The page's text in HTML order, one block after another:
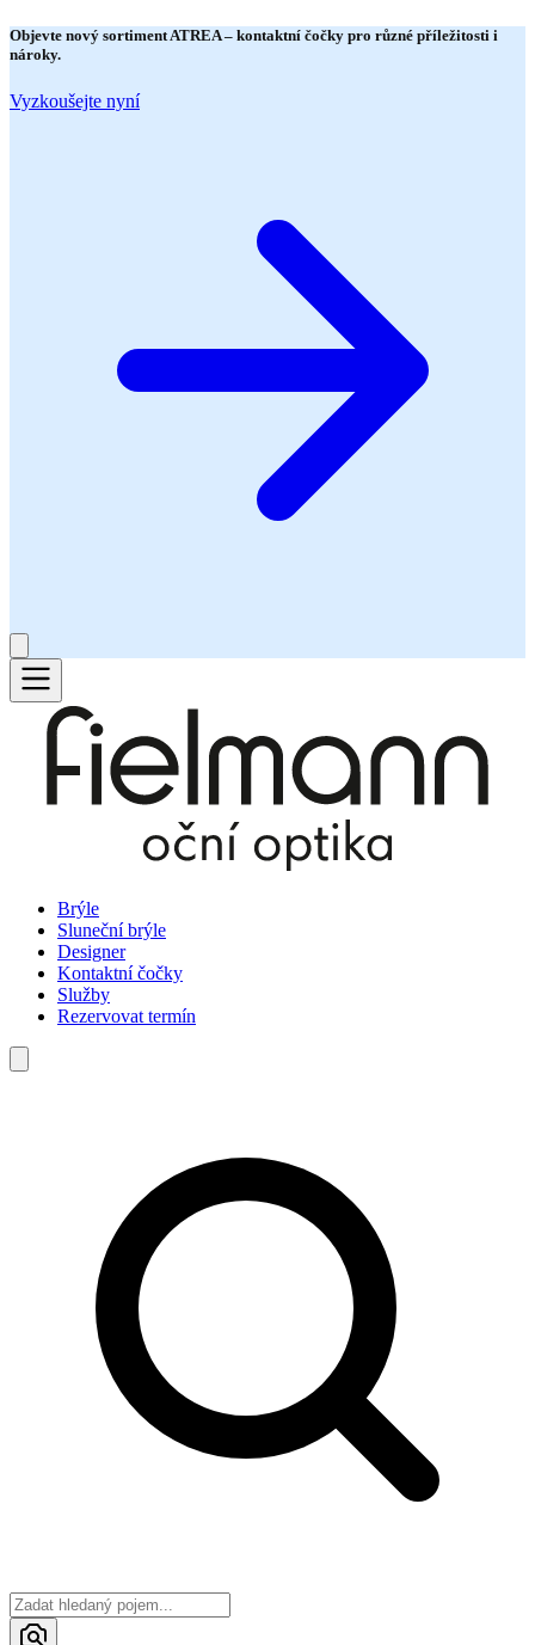
Objevte nový sortimentATREA– kontaktní čočky pro různé příležitosti i
nároky.
Vyzkoušejte nyní
Brýle
Sluneční brýle
Designer
Kontaktní čočky
Služby
Rezervovat termín